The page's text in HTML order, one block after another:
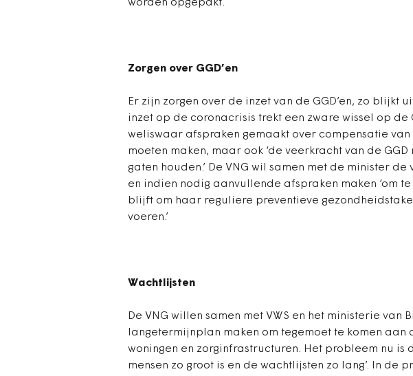
worden opgepakt.
Zorgen over GGD’en
Er zijn zorgen over de inzet van de GGD’en, zo blijkt
inzet op de coronacrisis trekt een zware wissel op de
weliswaar afspraken gemaakt over compensatie van
moeten maken, maar ook ‘de veerkracht van de
gaten houden.’ De VNG wil samen met de minister
en indien nodig aanvullende afspraken maken ‘om
blijft om haar reguliere preventieve
voeren.’
Wachtlijsten
De VNG willen samen met VWS en het ministerie van
langetermijnplan maken om tegemoet te komen
woningen en zorginfrastructuren. Het probleem nu is
mensen zo groot is en de wachtlijsten zo lang’. In de